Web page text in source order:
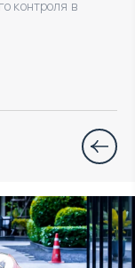
контроля в